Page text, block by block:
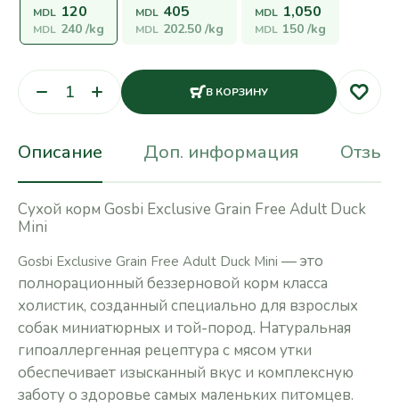
MDL 120
MDL 240/kg
MDL 405
MDL 202.50/kg
MDL 1,050
MDL 150/kg
В КОРЗИНУ
Описание Доп. информация
Сухой корм Gosbi Exclusive Grain Free Adult Duck
Mini
Gosbi Exclusive Grain Free Adult Duck Mini — это
полнорационный беззерновой корм класса
холистик, созданный специально для взрослых
собак миниатюрных и той-пород. Натуральная
гипоаллергенная рецептура с мясом утки
обеспечивает изысканный вкус и комплексную
заботу о здоровье самых маленьких питомцев.